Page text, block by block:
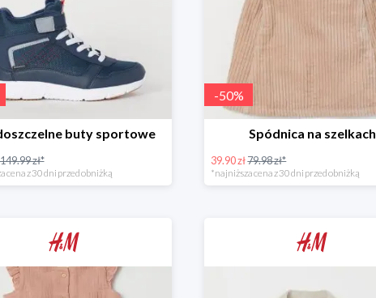
buty sportowe
149.99 zł*
cena z 30 dni przed obniżką
-50%
Spódnica na szelkach
39.90 zł79.98 zł*
*najniższa cena z 30 dni przed obniżką